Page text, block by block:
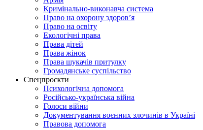
Кримінально-виконавча система
Право на охорону здоров’я
Право на освіту
Екологічні права
Права дітей
Права жінок
Права шукачів притулку
Громадянське суспільство
Спецпроєкти
Психологічна допомога
Російсько-українська війна
Голоси війни
Документування воєнних злочинів в Україні
Правова допомога